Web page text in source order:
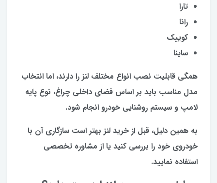
تارا
رانا
کوییک
ساینا
همگی قابلیت نصب انواع مختلف لنز را دارند، اما انتخاب
مدل مناسب باید بر اساس فضای داخلی چراغ، نوع پایه
لامپ و سیستم روشنایی خودرو انجام شود.
به همین دلیل، قبل از خرید لنز بهتر است سازگاری آن با
خودروی خود را بررسی کنید یا از مشاوره تخصصی
استفاده نمایید.